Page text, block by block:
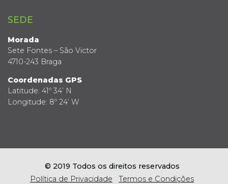
SEDE
Morada
Sete Fontes – São Victor
4710-243 Braga
Coordenadas GPS
Latitude: 41º 34’ N
Longitude: 8º 24’ W
© 2019 Todos os direitos reservados
Política de Privacidade
Termos e Condições